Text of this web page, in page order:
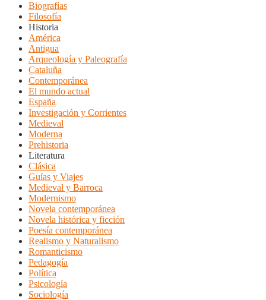
Biografías
Filosofía
Historia
América
Antigua
Arqueología y Paleografía
Cataluña
Contemporánea
El mundo actual
España
Investigación y Corrientes
Medieval
Moderna
Prehistoria
Literatura
Clásica
Guías y Viajes
Medieval y Barroca
Modernismo
Novela contemporánea
Novela histórica y ficción
Poesía contemporánea
Realismo y Naturalismo
Romanticismo
Pedagogía
Política
Psicología
Sociología